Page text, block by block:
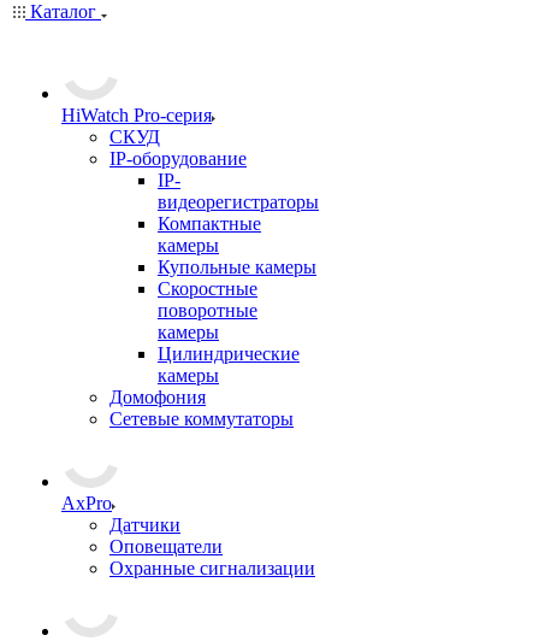
Каталог
HiWatch Pro-серия
CКУД
IP-оборудование
IP-
видеорегистраторы
Компактные
камеры
Купольные камеры
Скоростные
поворотные
камеры
Цилиндрические
камеры
Домофония
Сетевые коммутаторы
AxPro
Датчики
Оповещатели
Охранные сигнализации